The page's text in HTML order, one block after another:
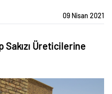
09 Nisan 2021
Sakızı Üreticilerine